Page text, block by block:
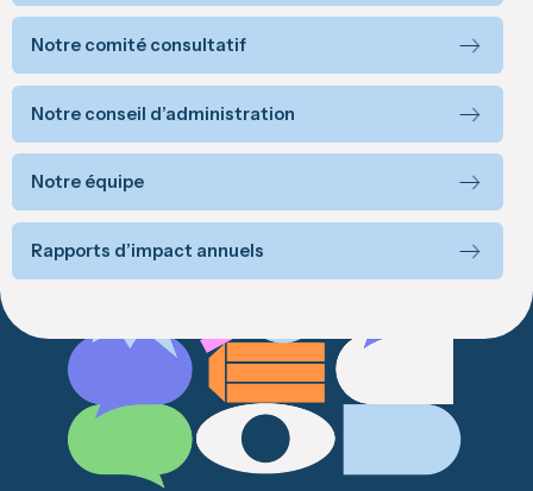
Notre comité consultatif
Notre conseil d’administration
Notre équipe
Rapports d’impact annuels